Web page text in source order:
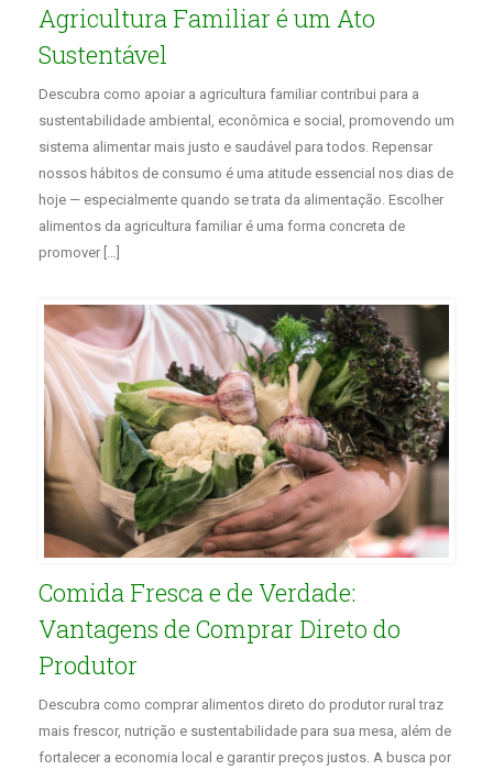
Agricultura Familiar é um Ato
Sustentável
Descubra como apoiar a agricultura familiar contribui para a
sustentabilidade ambiental, econômica e social, promovendo um
sistema alimentar mais justo e saudável para todos. Repensar
nossos hábitos de consumo é uma atitude essencial nos dias de
hoje — especialmente quando se trata da alimentação. Escolher
alimentos da agricultura familiar é uma forma concreta de
promover […]
Comida Fresca e de Verdade:
Vantagens de Comprar Direto do
Produtor
Descubra como comprar alimentos direto do produtor rural traz
mais frescor, nutrição e sustentabilidade para sua mesa, além de
fortalecer a economia local e garantir preços justos. A busca por